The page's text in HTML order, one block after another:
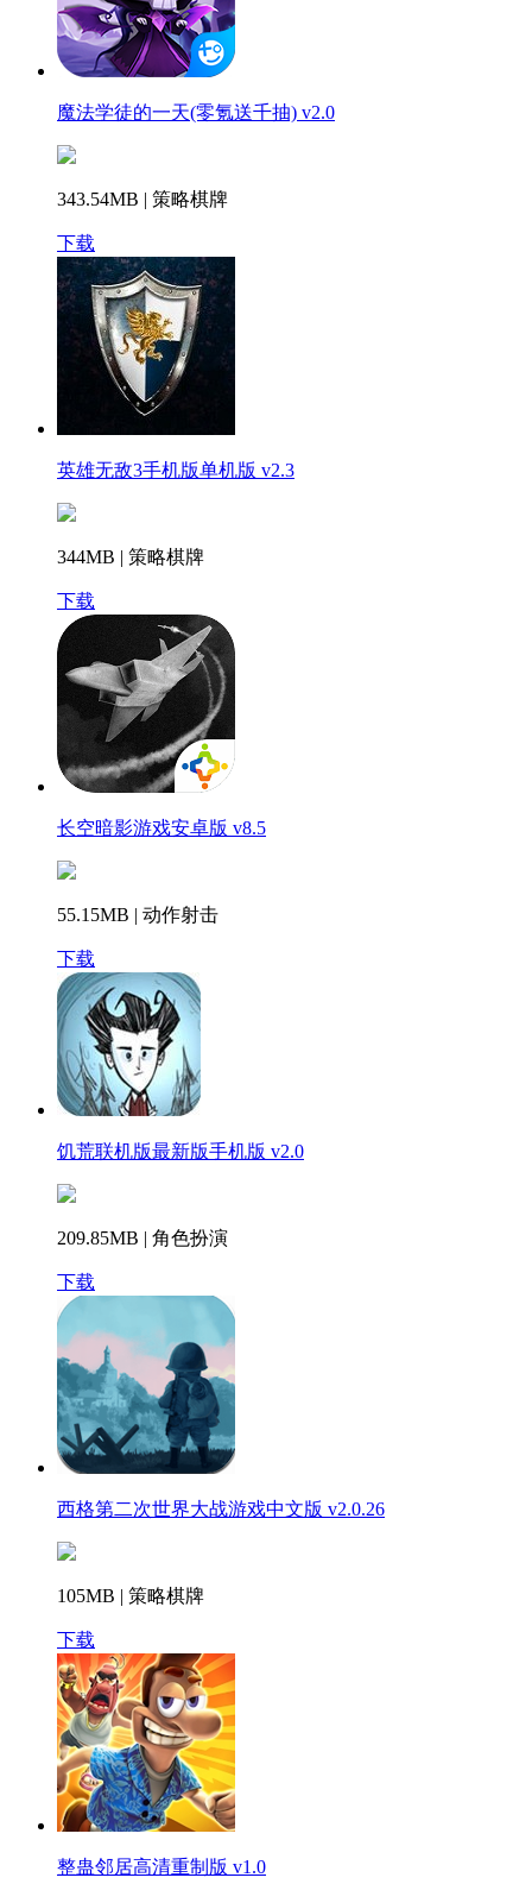
魔法学徒的一天(零氪送千抽) v2.0
343.54MB | 策略棋牌
下载
英雄无敌3手机版单机版 v2.3
344MB | 策略棋牌
下载
长空暗影游戏安卓版 v8.5
55.15MB | 动作射击
下载
饥荒联机版最新版手机版 v2.0
209.85MB | 角色扮演
下载
西格第二次世界大战游戏中文版 v2.0.26
105MB | 策略棋牌
下载
整蛊邻居高清重制版 v1.0